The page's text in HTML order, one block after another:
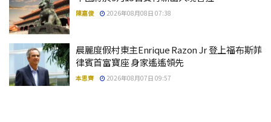
陳嘉俊 2026年08月08日 07:38
晨麗度假村東主Enrique Razon Jr 登上福布斯菲
律賓首富寶座 身家遙遙領先
本思齊 2026年08月07日 09:57